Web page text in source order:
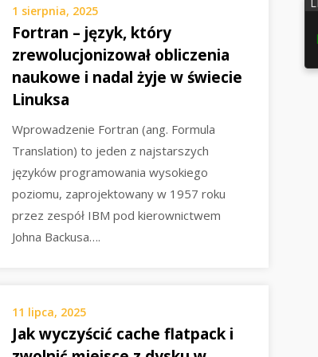
1 sierpnia, 2025
Fortran – język, który
zrewolucjonizował obliczenia
naukowe i nadal żyje w świecie
Linuksa
Wprowadzenie Fortran (ang. Formula
Translation) to jeden z najstarszych
języków programowania wysokiego
poziomu, zaprojektowany w 1957 roku
przez zespół IBM pod kierownictwem
Johna Backusa….
11 lipca, 2025
Jak wyczyścić cache flatpack i